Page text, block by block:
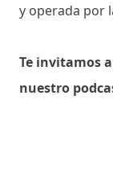
y operada por
Te invitamos
nuestro